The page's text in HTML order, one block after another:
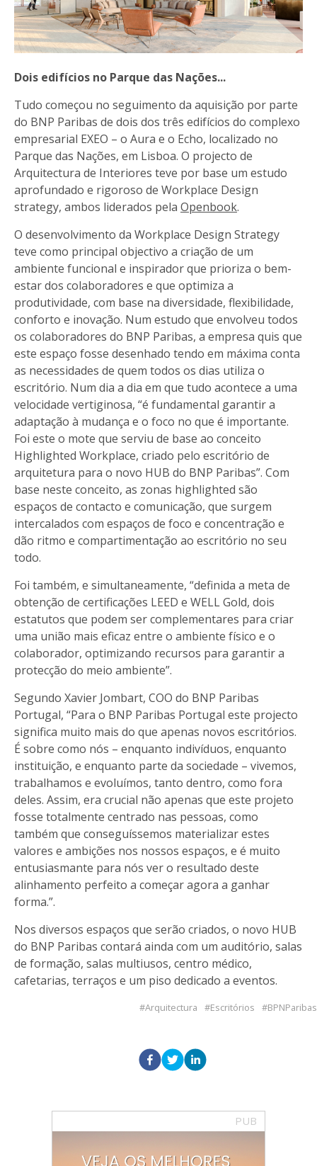
Dois edifícios no Parque das Nações...
Tudo começou no seguimento da aquisição por parte
do BNP Paribas de dois dos três edifícios do complexo
empresarial EXEO – o Aura e o Echo, localizado no
Parque das Nações, em Lisboa. O projecto de
Arquitectura de Interiores teve por base um estudo
aprofundado e rigoroso de Workplace Design
strategy, ambos liderados pela Openbook.
O desenvolvimento da Workplace Design Strategy
teve como principal objectivo a criação de um
ambiente funcional e inspirador que prioriza o bem-
estar dos colaboradores e que optimiza a
produtividade, com base na diversidade, flexibilidade,
conforto e inovação. Num estudo que envolveu todos
os colaboradores do BNP Paribas, a empresa quis que
este espaço fosse desenhado tendo em máxima conta
as necessidades de quem todos os dias utiliza o
escritório. Num dia a dia em que tudo acontece a uma
velocidade vertiginosa, “é fundamental garantir a
adaptação à mudança e o foco no que é importante.
Foi este o mote que serviu de base ao conceito
Highlighted Workplace, criado pelo escritório de
arquitetura para o novo HUB do BNP Paribas”. Com
base neste conceito, as zonas highlighted são
espaços de contacto e comunicação, que surgem
intercalados com espaços de foco e concentração e
dão ritmo e compartimentação ao escritório no seu
todo.
Foi também, e simultaneamente, “definida a meta de
obtenção de certificações LEED e WELL Gold, dois
estatutos que podem ser complementares para criar
uma união mais eficaz entre o ambiente físico e o
colaborador, optimizando recursos para garantir a
protecção do meio ambiente”.
Segundo Xavier Jombart, COO do BNP Paribas
Portugal, “Para o BNP Paribas Portugal este projecto
significa muito mais do que apenas novos escritórios.
É sobre como nós – enquanto indivíduos, enquanto
instituição, e enquanto parte da sociedade – vivemos,
trabalhamos e evoluímos, tanto dentro, como fora
deles. Assim, era crucial não apenas que este projeto
fosse totalmente centrado nas pessoas, como
também que conseguíssemos materializar estes
valores e ambições nos nossos espaços, e é muito
entusiasmante para nós ver o resultado deste
alinhamento perfeito a começar agora a ganhar
forma.”.
Nos diversos espaços que serão criados, o novo HUB
do BNP Paribas contará ainda com um auditório, salas
de formação, salas multiusos, centro médico,
cafetarias, terraços e um piso dedicado a eventos.
Arquitectura Escritórios BPNParibas
PUB